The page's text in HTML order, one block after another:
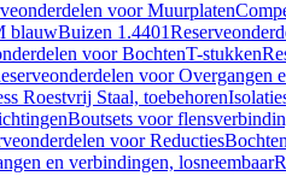
voor Muurplaten
blauwBuizen 1.4401
voor BochtenT-stukken
voor Overgangen
Roestvrij Staal, toebehoren
Boutsets voor
voor ReductiesBochten
en verbindingen, losneembaar